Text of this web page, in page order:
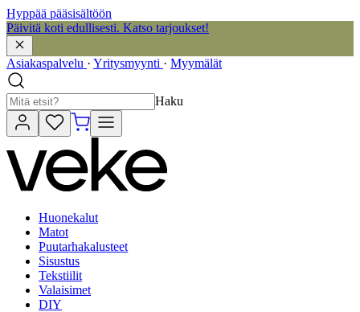
Hyppää pääsisältöön
Päivitä koti edullisesti. Katso tarjoukset!
Asiakaspalvelu · Yritysmyynti · Myymälät
Haku
Huonekalut
Matot
Puutarhakalusteet
Sisustus
Tekstiilit
Valaisimet
DIY